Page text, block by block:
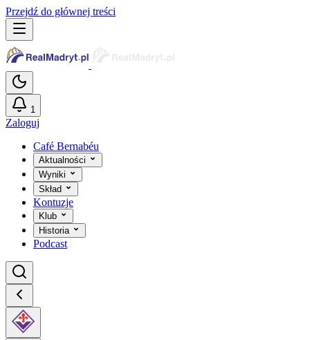
Przejdź do głównej treści
1
Zaloguj
Café Bernabéu
Aktualności
Wyniki
Skład
Kontuzje
Klub
Historia
Podcast